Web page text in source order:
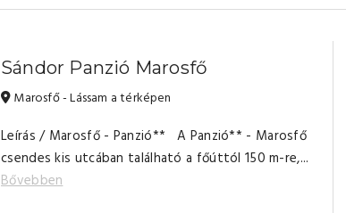
Sándor Panzió Marosfő
Marosfő - Lássam a térképen
Leírás / Marosfő - Panzió** A Panzió** - Marosfő
csendes kis utcában található a főúttól 150 m-re,...
Bővebben